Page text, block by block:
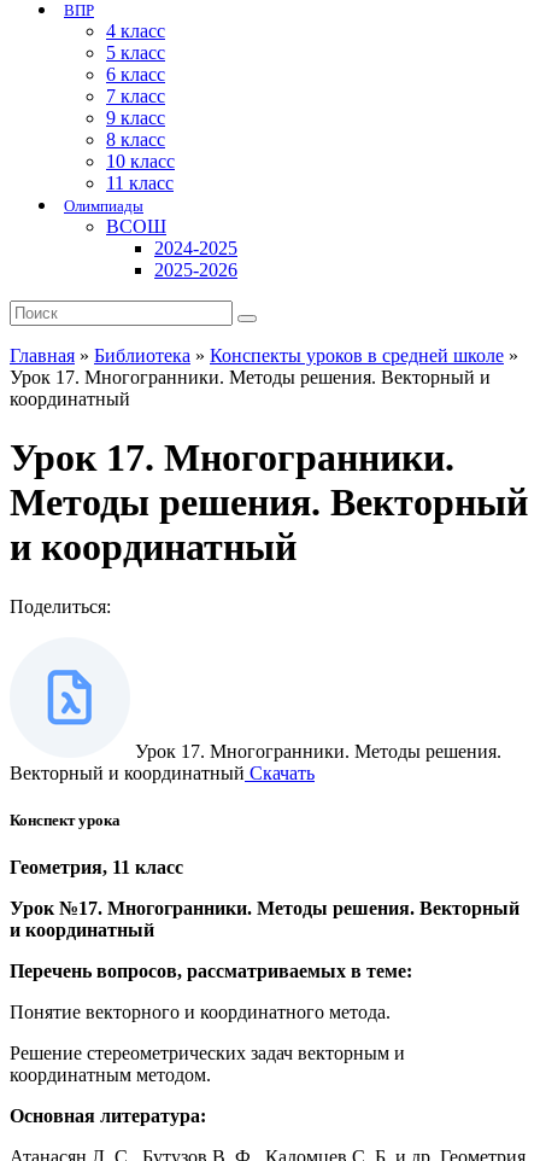
ВПР
4 класс
5 класс
6 класс
7 класс
9 класс
8 класс
10 класс
11 класс
Олимпиады
ВСОШ
2024-2025
2025-2026
Главная » Библиотека » Конспекты уроков в средней школе »
Урок 17. Многогранники. Методы решения. Векторный и
координатный
Урок 17. Многогранники.
Методы решения. Векторный
и координатный
Поделиться:
Урок 17. Многогранники. Методы решения.
Векторный и координатный Скачать
Конспект урока
Геометрия, 11 класс
Урок №17. Многогранники. Методы решения. Векторный
и координатный
Перечень вопросов, рассматриваемых в теме:
Понятие векторного и координатного метода.
Решение стереометрических задач векторным и
координатным методом.
Основная литература: